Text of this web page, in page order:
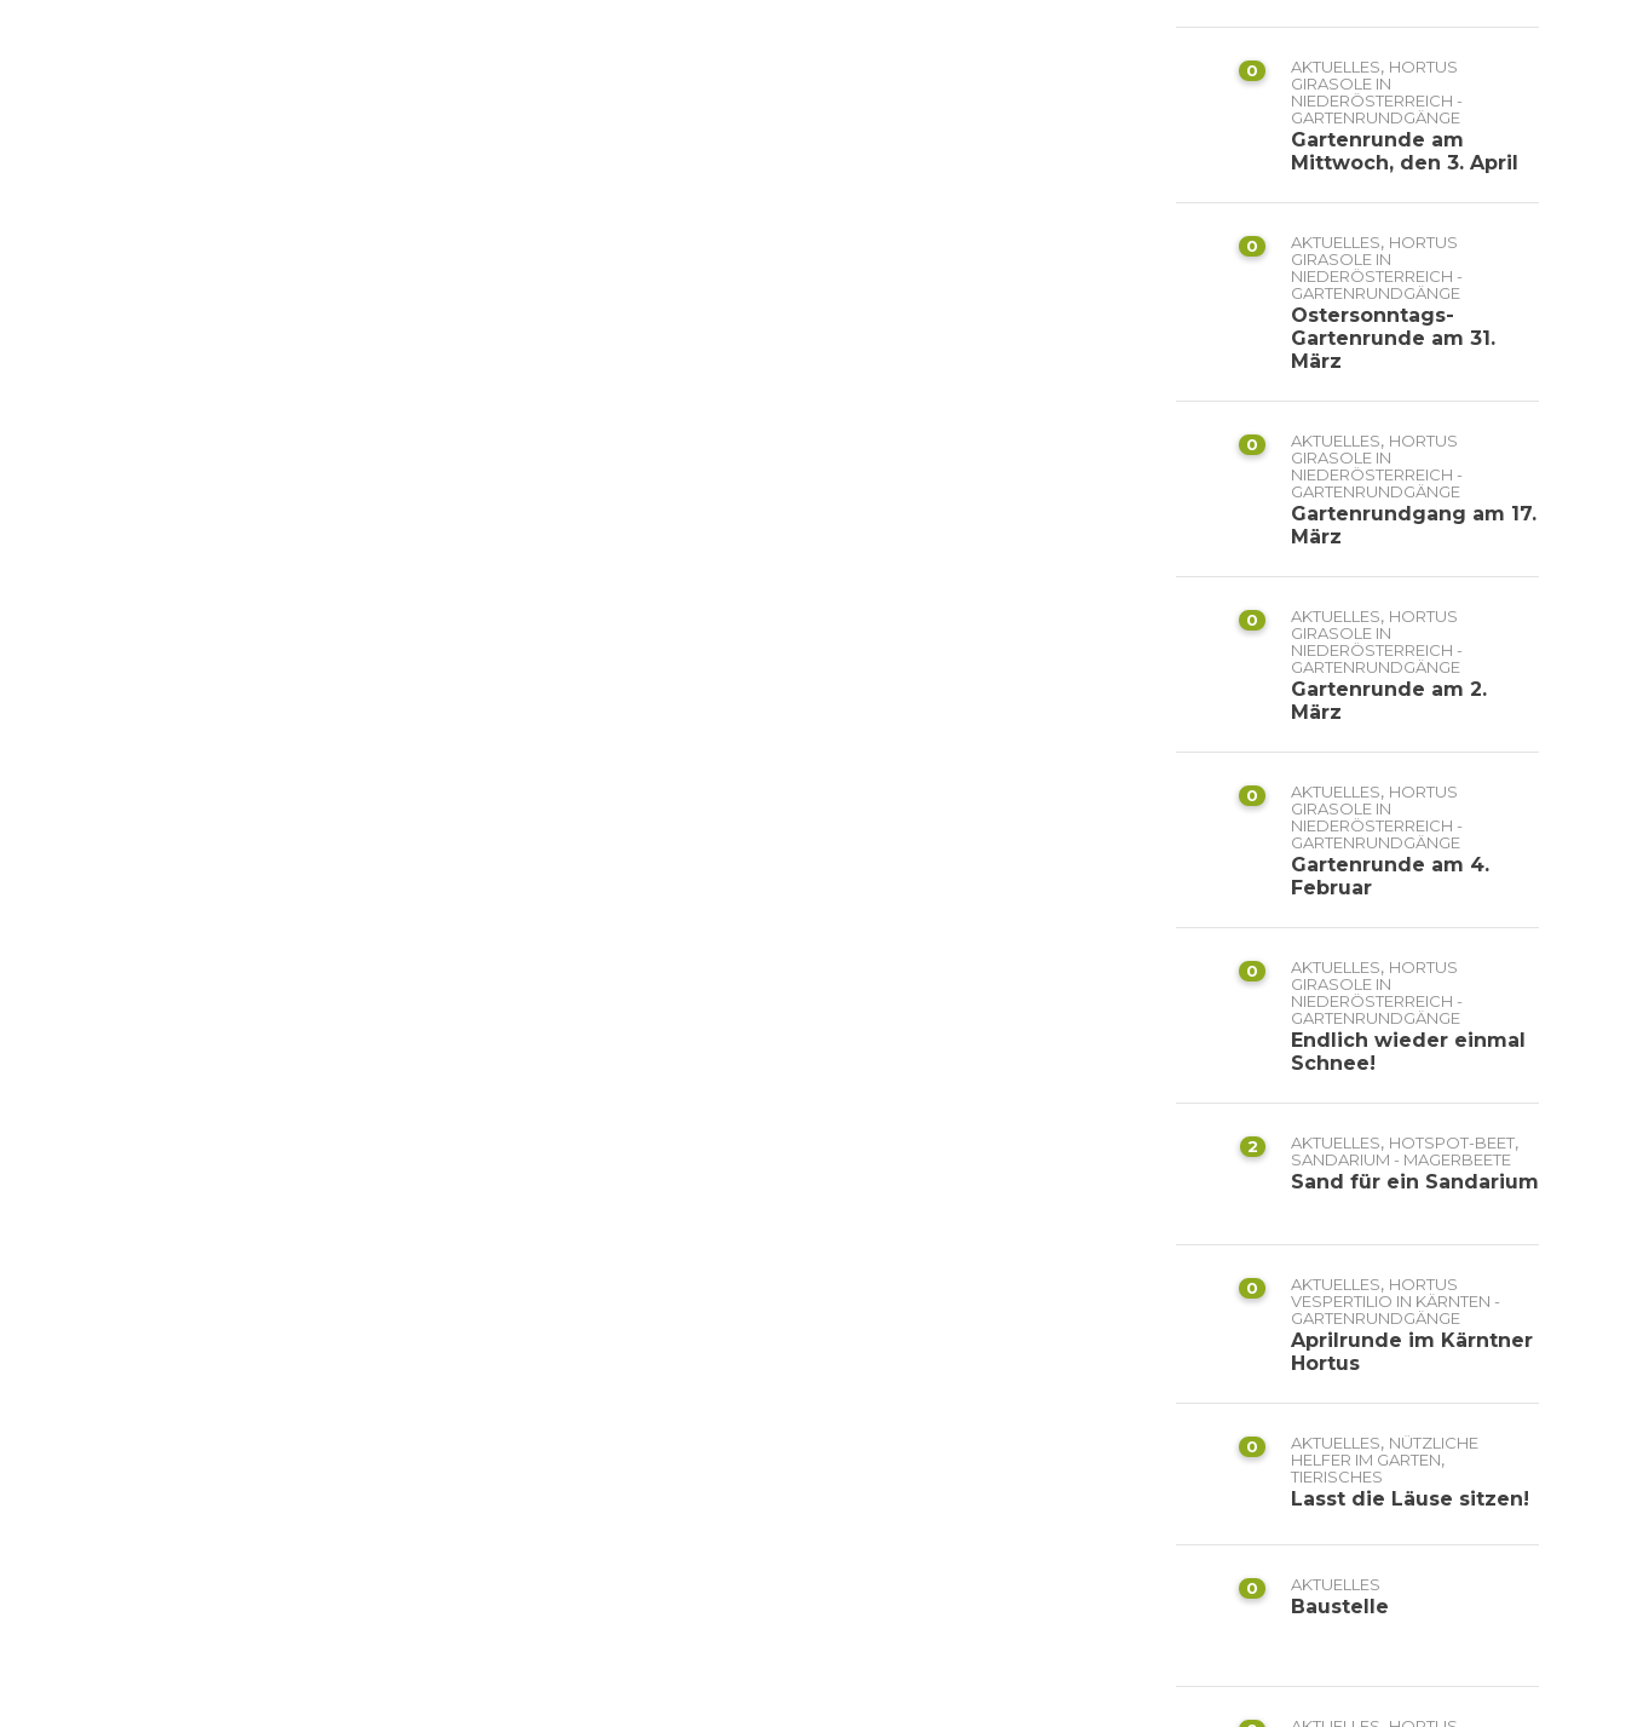
0 AKTUELLES, HORTUS
GIRASOLE IN
NIEDERÖSTERREICH -
GARTENRUNDGÄNGE
Gartenrunde am
Mittwoch, den 3. April
0 AKTUELLES, HORTUS
GIRASOLE IN
NIEDERÖSTERREICH -
GARTENRUNDGÄNGE
Ostersonntags-
Gartenrunde am 31.
März
0 AKTUELLES, HORTUS
GIRASOLE IN
NIEDERÖSTERREICH -
GARTENRUNDGÄNGE
Gartenrundgang am 17.
März
0 AKTUELLES, HORTUS
GIRASOLE IN
NIEDERÖSTERREICH -
GARTENRUNDGÄNGE
Gartenrunde am 2.
März
0 AKTUELLES, HORTUS
GIRASOLE IN
NIEDERÖSTERREICH -
GARTENRUNDGÄNGE
Gartenrunde am 4.
Februar
0 AKTUELLES, HORTUS
GIRASOLE IN
NIEDERÖSTERREICH -
GARTENRUNDGÄNGE
Endlich wieder einmal
Schnee!
2 AKTUELLES, HOTSPOT-BEET,
SANDARIUM - MAGERBEETE
Sand für ein Sandarium
0 AKTUELLES, HORTUS
VESPERTILIO IN KÄRNTEN -
GARTENRUNDGÄNGE
Aprilrunde im Kärntner
Hortus
0 AKTUELLES, NÜTZLICHE
HELFER IM GARTEN,
TIERISCHES
Lasst die Läuse sitzen!
0 AKTUELLES
Baustelle